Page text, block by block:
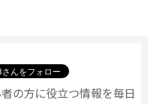
の方に役立つ情報を毎日